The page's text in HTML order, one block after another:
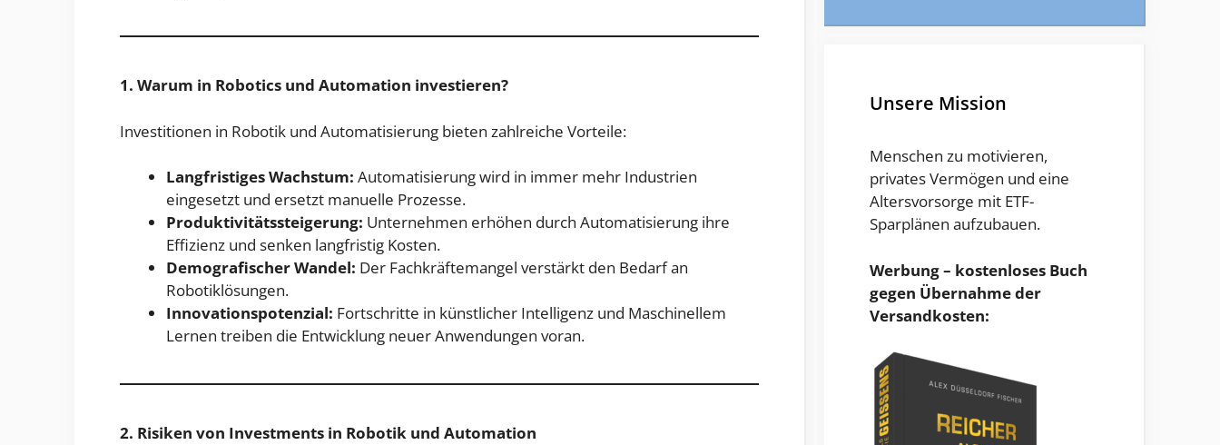
1. Warum in Robotics und Automation investieren?
Investitionen in Robotik und Automatisierung bieten zahlreiche Vorteile:
Langfristiges Wachstum: Automatisierung wird in immer mehr Industrien
eingesetzt und ersetzt manuelle Prozesse.
Produktivitätssteigerung: Unternehmen erhöhen durch Automatisierung ihre
Effizienz und senken langfristig Kosten.
Demografischer Wandel: Der Fachkräftemangel verstärkt den Bedarf an
Robotiklösungen.
Innovationspotenzial: Fortschritte in künstlicher Intelligenz und Maschinellem
Lernen treiben die Entwicklung neuer Anwendungen voran.
2. Risiken von Investments in Robotik und Automation
Unsere Mission
Menschen zu motivieren,
privates Vermögen und eine
Altersvorsorge mit ETF-
Sparplänen aufzubauen.
Werbung – kostenloses Buch
gegen Übernahme der
Versandkosten: